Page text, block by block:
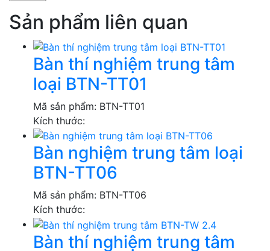
Sản phẩm liên quan
Bàn thí nghiệm trung tâm
loại BTN-TT01
Mã sản phẩm: BTN-TT01
Kích thước:
Bàn nghiệm trung tâm loại
BTN-TT06
Mã sản phẩm: BTN-TT06
Kích thước:
Bàn thí nghiệm trung tâm